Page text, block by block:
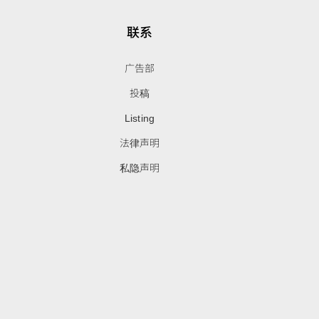
联系
广告部
投稿
Listing
法律声明
私隐声明